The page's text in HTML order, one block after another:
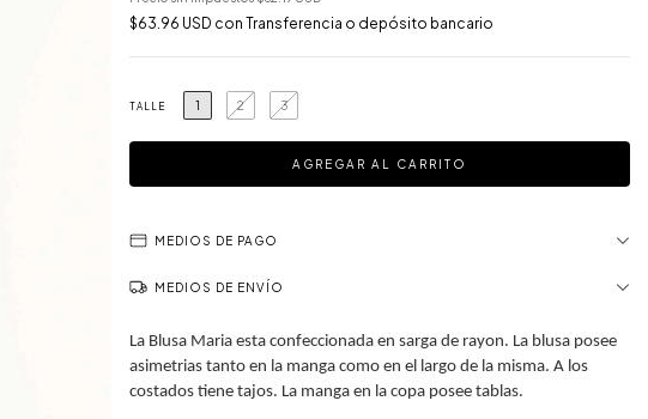
$63.96 USD con Transferencia o depósito bancario
TALLE 1 2 3
MEDIOS DE PAGO
MEDIOS DE ENVÍO
La Blusa Maria esta confeccionada en sarga de rayon. La blusa posee
asimetrias tanto en la manga como en el largo de la misma. A los
costados tiene tajos. La manga en la copa posee tablas.